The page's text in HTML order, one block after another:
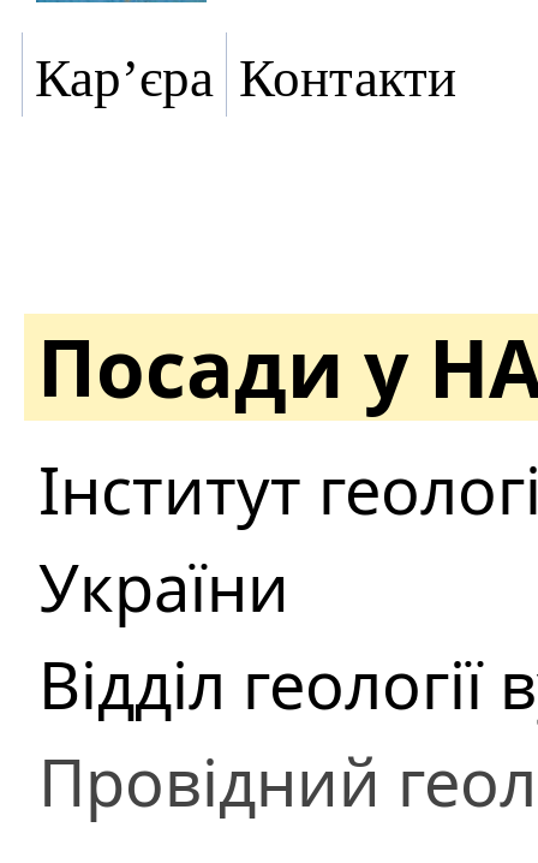
Кар’єра Контакти
Посади у
Інститут
України
Відділ
Провідний